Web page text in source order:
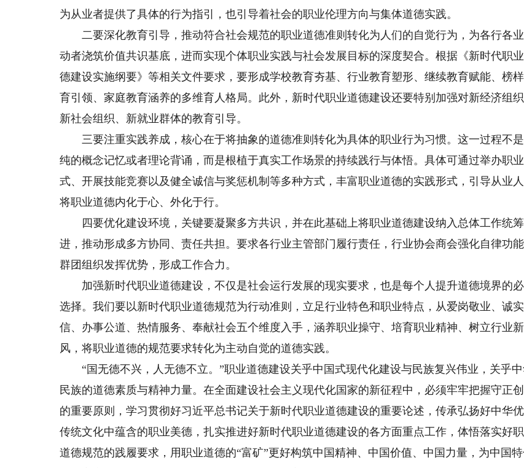
为从业者提供了具体的行为指引，也引导着社会的职业伦理方向与集体道德实践。
二要深化教育引导，推动符合社会规范的职业道德准则转化为人们的自觉行为，为各行各
动者浇筑价值共识基底，进而实现个体职业实践与社会发展目标的深度契合。根据《新时代职
德建设实施纲要》等相关文件要求，要形成学校教育夯基、行业教育塑形、继续教育赋能、榜
育引领、家庭教育涵养的多维育人格局。此外，新时代职业道德建设还要特别加强对新经济组织
新社会组织、新就业群体的教育引导。
三要注重实践养成，核心在于将抽象的道德准则转化为具体的职业行为习惯。这一过程不
纯的概念记忆或者理论背诵，而是根植于真实工作场景的持续践行与体悟。具体可通过举办职
式、开展技能竞赛以及健全诚信与奖惩机制等多种方式，丰富职业道德的实践形式，引导从业
将职业道德内化于心、外化于行。
四要优化建设环境，关键要凝聚多方共识，并在此基础上将职业道德建设纳入总体工作统
进，推动形成多方协同、责任共担。要求各行业主管部门履行责任，行业协会商会强化自律功能
群团组织发挥优势，形成工作合力。
加强新时代职业道德建设，不仅是社会运行发展的现实要求，也是每个人提升道德境界的
选择。我们要以新时代职业道德规范为行动准则，立足行业特色和职业特点，从爱岗敬业、诚
信、办事公道、热情服务、奉献社会五个维度入手，涵养职业操守、培育职业精神、树立行业新
风，将职业道德的规范要求转化为主动自觉的道德实践。
“国无德不兴，人无德不立。”职业道德建设关乎中国式现代化建设与民族复兴伟业，关乎
民族的道德素质与精神力量。在全面建设社会主义现代化国家的新征程中，必须牢牢把握守正
的重要原则，学习贯彻好习近平总书记关于新时代职业道德建设的重要论述，传承弘扬好中华
传统文化中蕴含的职业美德，扎实推进好新时代职业道德建设的各方面重点工作，体悟落实好
道德规范的践履要求，用职业道德的“富矿”更好构筑中国精神、中国价值、中国力量，为中国